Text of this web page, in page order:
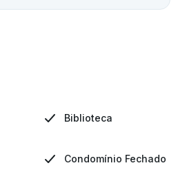
Biblioteca
Condomínio Fechado